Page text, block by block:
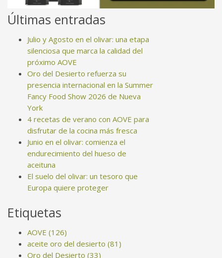
Últimas entradas
Julio y Agosto en el olivar: una etapa
silenciosa que marca la calidad del
próximo AOVE
Oro del Desierto refuerza su
presencia internacional en la Summer
Fancy Food Show 2026 de Nueva
York
4 recetas de verano con AOVE para
disfrutar de la cocina más fresca
Junio en el olivar: comienza el
endurecimiento del hueso de
aceituna
El suelo del olivar: un tesoro que
Europa quiere proteger
Etiquetas
AOVE (126)
aceite oro del desierto (81)
Oro del Desierto (33)